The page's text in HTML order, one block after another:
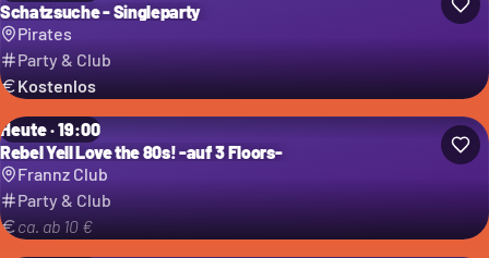
Schatzsuche - Singleparty
Pirates
Party & Club
Kostenlos
Heute · 19:00
Rebel Yell Love the 80s! -auf 3 Floors-
Frannz Club
Party & Club
ca. ab 10 €